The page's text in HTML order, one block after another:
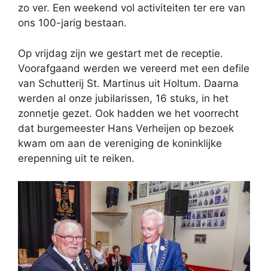
zo ver. Een weekend vol activiteiten ter ere van
ons 100-jarig bestaan.
Op vrijdag zijn we gestart met de receptie.
Voorafgaand werden we vereerd met een defile
van Schutterij St. Martinus uit Holtum. Daarna
werden al onze jubilarissen, 16 stuks, in het
zonnetje gezet. Ook hadden we het voorrecht
dat burgemeester Hans Verheijen op bezoek
kwam om aan de vereniging de koninklijke
erepenning uit te reiken.